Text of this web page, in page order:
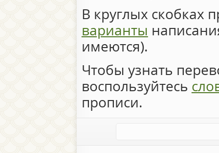
В круглых скобках
варианты
имеются).
Чтобы узнать
воспользуйтесь
прописи.